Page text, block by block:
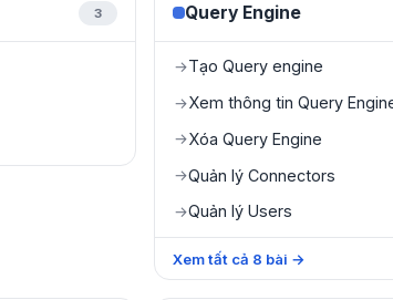
3 Query Engine
→Tạo Query engine
→Xem thông tin Query
→Xóa Query Engine
→Quản lý Connectors
→Quản lý Users
Xem tất cả 8 bài →